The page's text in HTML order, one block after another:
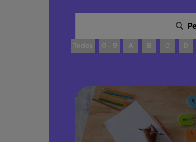
Todos 0 - 9 A B C D